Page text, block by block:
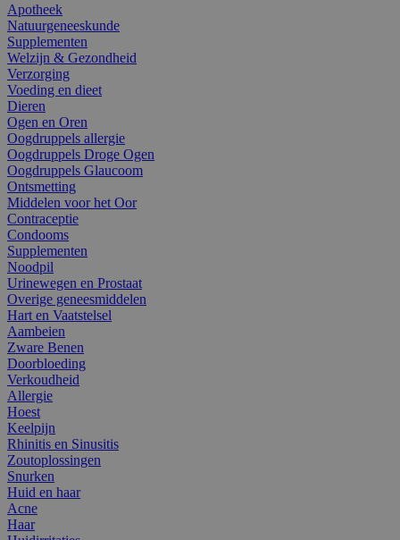
Apotheek
Natuurgeneeskunde
Supplementen
Welzijn & Gezondheid
Verzorging
Voeding en dieet
Dieren
Ogen en Oren
Oogdruppels allergie
Oogdruppels Droge Ogen
Oogdruppels Glaucoom
Ontsmetting
Middelen voor het Oor
Contraceptie
Condooms
Supplementen
Noodpil
Urinewegen en Prostaat
Overige geneesmiddelen
Hart en Vaatstelsel
Aambeien
Zware Benen
Doorbloeding
Verkoudheid
Allergie
Hoest
Keelpijn
Rhinitis en Sinusitis
Zoutoplossingen
Snurken
Huid en haar
Acne
Haar